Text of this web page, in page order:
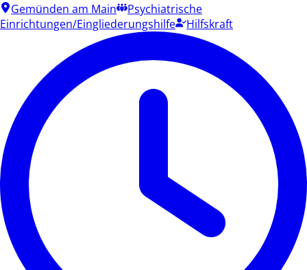
Gemünden am Main
Psychiatrische
Einrichtungen/Eingliederungshilfe
Hilfskraft